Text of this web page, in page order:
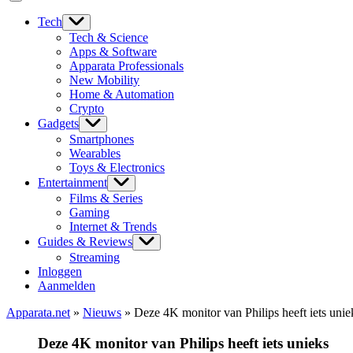
Tech
Tech & Science
Apps & Software
Apparata Professionals
New Mobility
Home & Automation
Crypto
Gadgets
Smartphones
Wearables
Toys & Electronics
Entertainment
Films & Series
Gaming
Internet & Trends
Guides & Reviews
Streaming
Inloggen
Aanmelden
Apparata.net » Nieuws » Deze 4K monitor van Philips heeft iets
Deze 4K monitor van Philips heeft iets unieks